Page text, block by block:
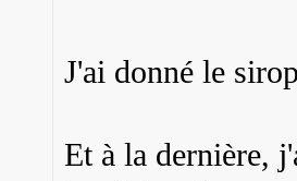
J'ai donné le
Et à la dernière,